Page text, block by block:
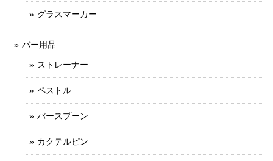
グラスマーカー
バー用品
ストレーナー
ペストル
バースプーン
カクテルピン